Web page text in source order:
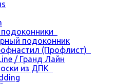
подоконник
(Профлист)
/ Гранд Лайн
из ДПК